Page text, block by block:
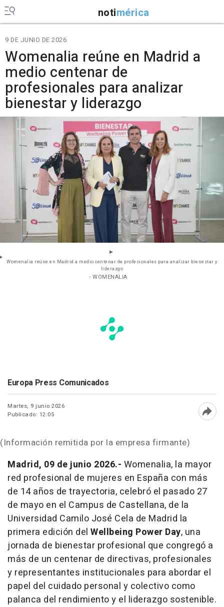
notimérica
9 DE JUNIO DE 2026
Womenalia reúne en Madrid a
medio centenar de
profesionales para analizar
bienestar y liderazgo
Womenalia reúne en Madrid a medio centenar de profesionales para analizar bienestar y
liderazgo
- WOMENALIA
Europa Press Comunicados
Martes, 9 junio 2026
Publicado: 12:05
(Información remitida por la empresa firmante)
Madrid, 09 de junio 2026.- Womenalia, la mayor
red profesional de mujeres en España con más
de 14 años de trayectoria, celebró el pasado 27
de mayo en el Campus de Castellana, de la
Universidad Camilo José Cela de Madrid la
primera edición del Wellbeing Power Day, una
jornada de bienestar profesional que congregó a
más de un centenar de directivas, profesionales
y representantes institucionales para abordar el
papel del cuidado personal y colectivo como
palanca del rendimiento y el liderazgo sostenible.